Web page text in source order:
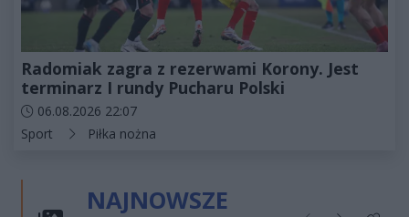
Radomiak zagra z rezerwami Korony. Jest
terminarz I rundy Pucharu Polski
Data dodania artykułu:
06.08.2026 22:07
Kategorie artykułu:
Sport Piłka nożna
NAJNOWSZE